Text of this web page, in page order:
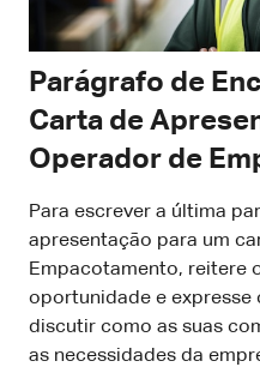
Parágrafo de
Carta de
Operador de
Para escrever a última
apresentação para um
Empacotamento, reitere
oportunidade e expresse
discutir como as suas
as necessidades da